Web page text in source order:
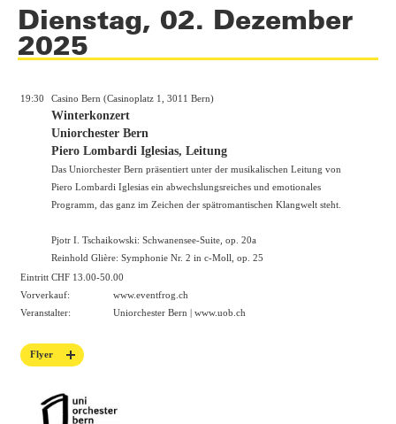
Dienstag, 02. Dezember
2025
19:30 Casino Bern (Casinoplatz 1, 3011 Bern)
Winterkonzert
Uniorchester Bern
Piero Lombardi Iglesias, Leitung
Das Uniorchester Bern präsentiert unter der musikalischen Leitung von
Piero Lombardi Iglesias ein abwechslungsreiches und emotionales
Programm, das ganz im Zeichen der spätromantischen Klangwelt steht.
Pjotr I. Tschaikowski: Schwanensee-Suite, op. 20a
Reinhold Glière: Symphonie Nr. 2 in c-Moll, op. 25
Eintritt CHF 13.00-50.00
Vorverkauf:
www.eventfrog.ch
Veranstalter:
Uniorchester Bern | www.uob.ch
Flyer